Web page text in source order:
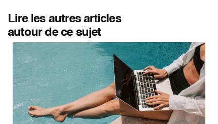
Lire les autres articles
autour de ce sujet